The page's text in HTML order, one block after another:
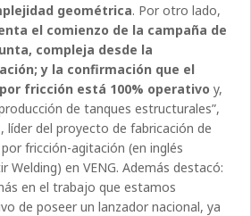
geométrica. Por otro lado,
el comienzo de la campaña de
compleja desde la
y la confirmación que el
fricción está 100% operativo y,
de tanques estructurales”,
, líder del proyecto de fabricación de
fricción-agitación (en inglés
Welding) en VENG. Además destacó:
en el trabajo que estamos
de poseer un lanzador nacional, ya